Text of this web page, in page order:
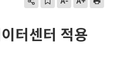
터센터 적용